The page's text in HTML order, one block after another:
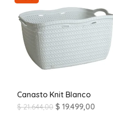
Canasto Knit Blanco
$21.644,00 $ 19.499,00